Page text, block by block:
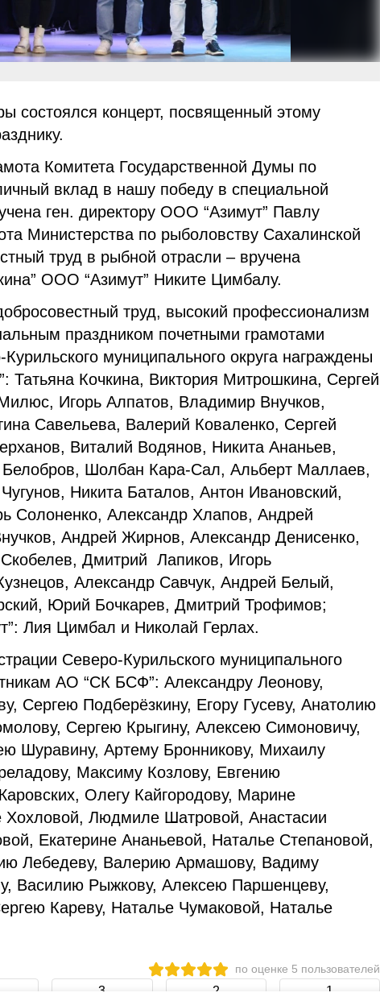
состоялся концерт, посвященный этому
Комитета Государственной Думы по
вклад в нашу победу в специальной
ген. директору ООО “Азимут” Павлу
Министерства по рыболовству Сахалинской
труд в рыбной отрасли – вручена
ООО “Азимут” Никите Цимбалу.
труд, высокий профессионализм
праздником почетными грамотами
муниципального округа награждены
Татьяна Кочкина, Виктория Митрошкина, Сергей
Игорь Алпатов, Владимир Внучков,
Савельева, Валерий Коваленко, Сергей
Виталий Водянов, Никита Ананьев,
Белобров, Шолбан Кара-Сал, Альберт Маллаев,
Никита Баталов, Антон Ивановский,
Солоненко, Александр Хлапов, Андрей
Андрей Жирнов, Александр Денисенко,
Дмитрий Лапиков, Игорь
Александр Савчук, Андрей Белый,
Юрий Бочкарев, Дмитрий Трофимов;
Лия Цимбал и Николай Герлах.
Северо-Курильского муниципального
АО “СК БСФ”: Александру Леонову,
Сергею Подберёзкину, Егору Гусеву, Анатолию
Сергею Крыгину, Алексею Симоновичу,
Шуравину, Артему Бронникову, Михаилу
Максиму Козлову, Евгению
Олегу Кайгородову, Марине
Хохловой, Людмиле Шатровой, Анастасии
Екатерине Ананьевой, Наталье Степановой,
Лебедеву, Валерию Армашову, Вадиму
Василию Рыжкову, Алексею Паршенцеву,
Кареву, Наталье Чумаковой, Наталье
по оценке 5 пользователей
3 2 1